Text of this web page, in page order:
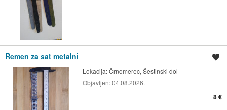
Remen za sat metalni
Lokacija:Črnomerec, Šestinski dol
Objavljen:04.08.2026.
8 €